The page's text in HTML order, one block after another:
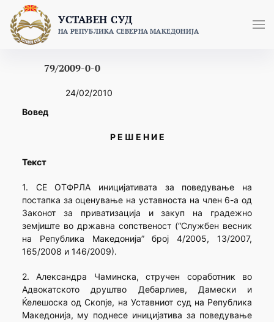
content
УСТАВЕН СУД
НА РЕПУБЛИКА СЕВЕРНА МАКЕДОНИЈА
79/2009-0-0
24/02/2010
Вовед
Р Е Ш Е Н И Е
Текст
1. СЕ ОТФРЛА иницијативата за поведување на
постапка за оценување на уставноста на член 6-а од
Законот за приватизација и закуп на градежно
земјиште во државна сопственост (“Службен весник
на Република Македонија” број 4/2005, 13/2007,
165/2008 и 146/2009).
2. Александра Чаминска, стручен соработник во
Адвокатското друштво Дебарлиев, Дамески и
Ќелешоска од Скопје, на Уставниот суд на Република
Македонија, му поднесе иницијатива за поведување